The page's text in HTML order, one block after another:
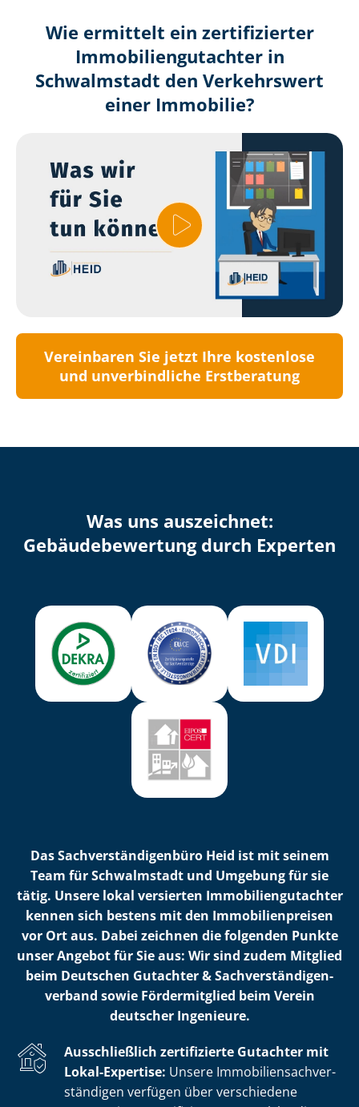
Wie ermittelt ein zertifizierter
Immobilien­gutachter in
Schwalmstadt den Verkehrswert
einer Immobilie?
Vereinbaren Sie jetzt Ihre kostenlose
und unverbindliche Erstberatung
Was uns auszeichnet:
Ge­bäu­de­be­wer­tung durch Experten
Das Sach­ver­stän­di­gen­bü­ro Heid ist mit seinem
Team für Schwalmstadt und Umgebung für sie
tätig. Unsere lokal versierten Im­mo­bi­li­en­gut­ach­ter
kennen sich bestens mit den Im­mo­bi­li­en­prei­sen
vor Ort aus. Dabei zeichnen die folgenden Punkte
unser Angebot für Sie aus: Wir sind zudem Mitglied
beim Deutschen Gutachter & Sach­ver­stän­di­gen­
ver­band sowie Fördermitglied beim Verein
deutscher Ingenieure.
Ausschließlich zertifizierte Gutachter mit
Lokal-Expertise: Unsere Im­mo­bi­li­en­sach­ver­
stän­di­gen verfügen über verschiedene